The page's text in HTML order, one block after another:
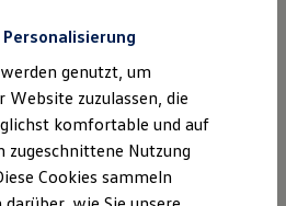
für Gebrauchtwagen
& Garantien
unter der Nr. HRB
„Veranstalter“).
Club-Mitglieder
oder „Teilnehmer“)
auf der Webseite an der
genutzt, um
Website zuzulassen, die
komfortable und auf
zugeschnittene Nutzung
Cookies sammeln